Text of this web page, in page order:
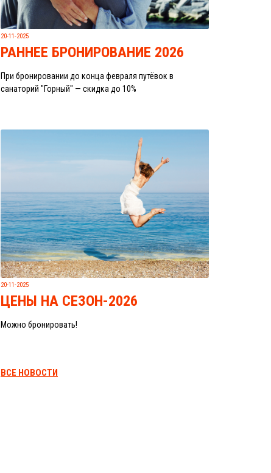
20-11-2025
РАННЕЕ БРОНИРОВАНИЕ 2026
При бронировании до конца февраля путёвок в
санаторий "Горный" — скидка до 10%
20-11-2025
ЦЕНЫ НА СЕЗОН-2026
Можно бронировать!
ВСЕ НОВОСТИ